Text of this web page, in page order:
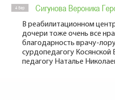
4 Sep Сигунова Вероника
В реабилитационном
дочери тоже очень все
благодарность врачу-
сурдопедагогу
педагогу Наталье